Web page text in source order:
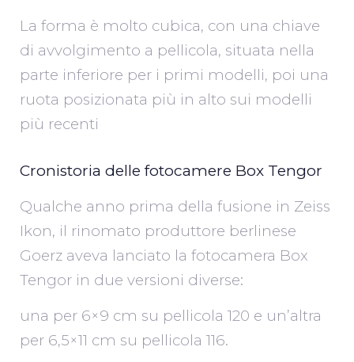
La forma è molto cubica, con una chiave
di avvolgimento a pellicola, situata nella
parte inferiore per i primi modelli, poi una
ruota posizionata più in alto sui modelli
più recenti
Cronistoria delle fotocamere Box Tengor
Qualche anno prima della fusione in Zeiss
Ikon, il rinomato produttore berlinese
Goerz aveva lanciato la fotocamera Box
Tengor in due versioni diverse:
una per 6×9 cm su pellicola 120 e un’altra
per 6,5×11 cm su pellicola 116.